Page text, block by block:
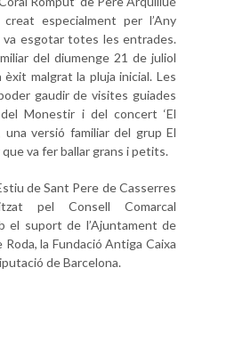
especialment per l’Any
va esgotar totes les entrades.
del diumenge 21 de juliol
malgrat la pluja inicial. Les
gaudir de visites guiades
Monestir i del concert ‘El
una versió familiar del grup El
que va fer ballar grans i petits.
de Sant Pere de Casserres
pel Consell Comarcal
el suport de l’Ajuntament de
Roda, la Fundació Antiga Caixa
de Barcelona.